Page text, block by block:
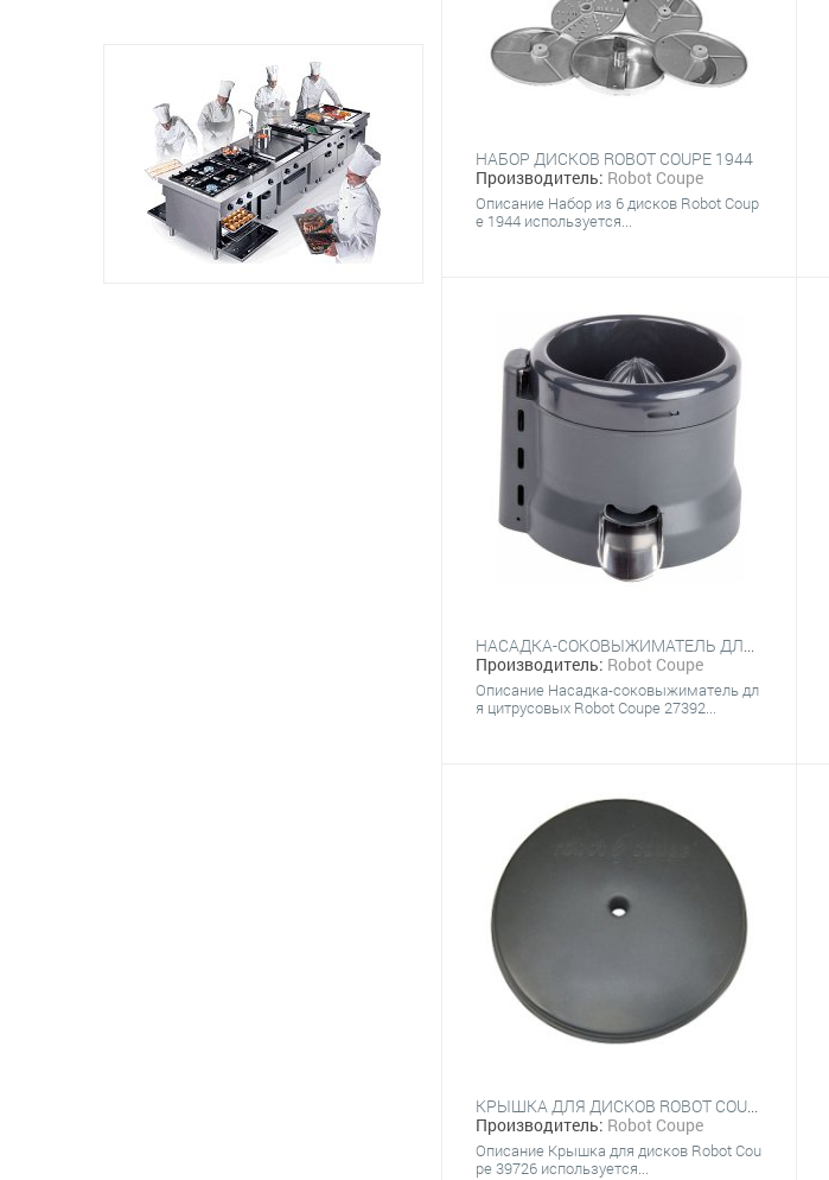
Кондитерское
Для баров
Оборудование фаст-фуд
Нейтральное
Фасовочно-упаковочное
Вентиляционное оборудование
НАБОР ДИСКОВ ROBOT COUPE 1944
Производитель: Robot Coupe
Описание Набор из 6 дисков Robot Coup
e 1944 используется...
НАСАДКА-СОКОВЫЖИМАТЕЛЬ ДЛЯ ЦИТРУСОВЫХ ROBOT COUPE 27392 ДЛЯ R211 XL / R211 XL ULTRA
Производитель: Robot Coupe
Описание Насадка-соковыжиматель дл
я цитрусовых Robot Coupe 27392...
КРЫШКА ДЛЯ ДИСКОВ ROBOT COUPE 39726
Производитель: Robot Coupe
Описание Крышка для дисков Robot Cou
pe 39726 используется...